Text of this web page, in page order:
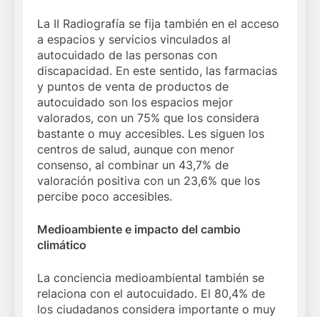
La II Radiografía se fija también en el acceso
a espacios y servicios vinculados al
autocuidado de las personas con
discapacidad. En este sentido, las farmacias
y puntos de venta de productos de
autocuidado son los espacios mejor
valorados, con un 75% que los considera
bastante o muy accesibles. Les siguen los
centros de salud, aunque con menor
consenso, al combinar un 43,7% de
valoración positiva con un 23,6% que los
percibe poco accesibles.
Medioambiente e impacto del cambio
climático
La conciencia medioambiental también se
relaciona con el autocuidado. El 80,4% de
los ciudadanos considera importante o muy